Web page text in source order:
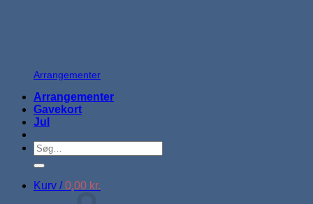
Arrangementer
Arrangementer
Gavekort
Jul
Søg
efter:
Kurv /0,00 kr.